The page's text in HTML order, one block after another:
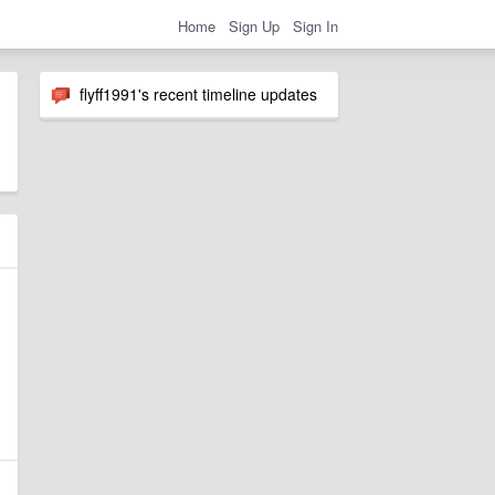
Home Sign Up Sign In
flyff1991's recent timeline updates